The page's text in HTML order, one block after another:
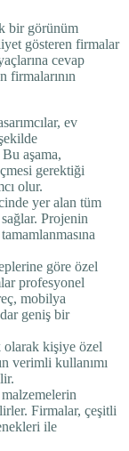
bir görünüm
gösteren firmalar
cevap
firmalarının
ev
aşama,
gerektiği
olur.
yer alan tüm
Projenin
göre özel
profesyonel
mobilya
geniş bir
kişiye özel
verimli kullanımı
Firmalar, çeşitli
ile